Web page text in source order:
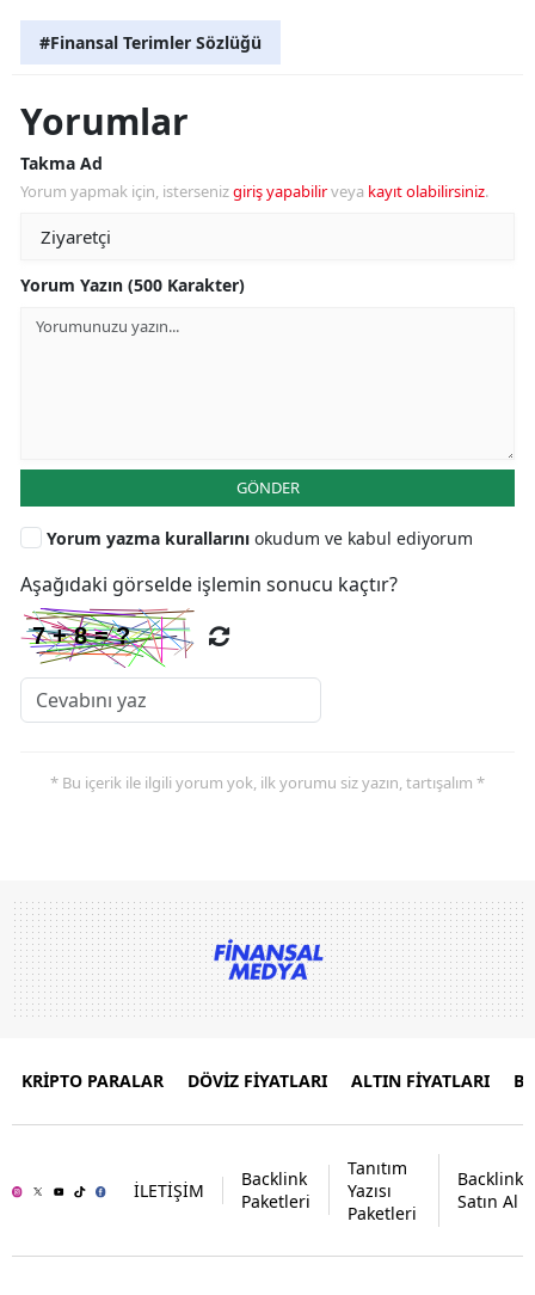
#Finansal Terimler Sözlüğü
Yorumlar
Takma Ad
Yorum yapmak için, istersenizgiriş yapabilirveya kayıt olabilirsiniz.
Yorum Yazın (500 Karakter)
GÖNDER
Yorum yazma kurallarını okudum ve kabul ediyorum
Aşağıdaki görselde işlemin sonucu kaçtır?
* Bu içerik ile ilgili yorum yok, ilk yorumu siz yazın, tartışalım *
KRİPTO PARALAR DÖVİZ FİYATLARI ALTIN FİYATLARI
İLETİŞİM
Backlink
Paketleri
Tanıtım
Yazısı
Paketleri
Backlink
Satın Al